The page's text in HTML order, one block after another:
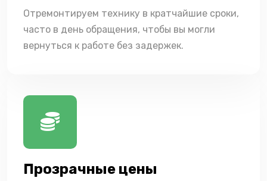
Отремонтируем технику в кратчайшие сроки,
часто в день обращения, чтобы вы могли
вернуться к работе без задержек.
Прозрачные цены